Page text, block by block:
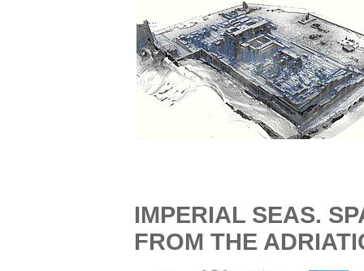
IMPERIAL SEAS.
FROM THE